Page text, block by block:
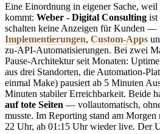
Eine Einordnung in eigener Sache,
kommt: Weber - Digital Consulting ist
schalten keine Anzeigen für Kunden —
Implementierungen, Custom-Apps
zu-API-Automatisierungen. Bei zwei
Pause-Architektur seit Monaten:
aus drei Standorten, die Automation-
einmal Make) pausiert ab 5 Minuten
Minuten stabiler Erreichbarkeit. Beide
auf tote Seiten — vollautomatisch,
musste. Im Reporting stand am
22 Uhr, ab 01:15 Uhr wieder live. Der